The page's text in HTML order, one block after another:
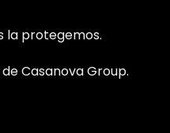
la protegemos.
Casanova Group.